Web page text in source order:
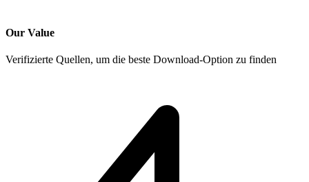
Our Value
Verifizierte Quellen, um die beste Download-Option zu finden